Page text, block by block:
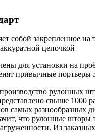
собой закрепленное
цепочкой
для установки на
привычные
рулонных
свыше 1000
самых
что рулонные шторы
Из